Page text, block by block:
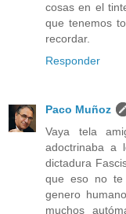
cosas en el
que tenemos
recordar.
Responder
Paco Muñoz
Vaya tela
adoctrinaba a
dictadura
que eso no te
genero
muchos